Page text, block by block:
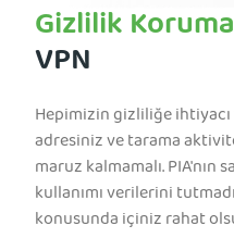
Gizlilik
VPN
Hepimizin gizliliğe
adresiniz ve tarama
maruz kalmamalı. PIA'nın
kullanımı verilerini
konusunda içiniz rahat